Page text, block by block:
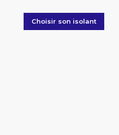
Choisir son isolant